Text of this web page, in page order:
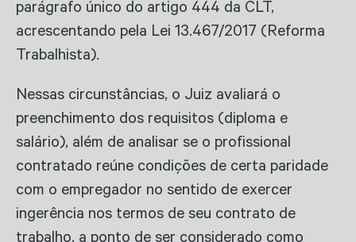
parágrafo único do artigo 444 da CLT,
acrescentando pela Lei 13.467/2017 (Reforma
Trabalhista).
Nessas circunstâncias, o Juiz avaliará o
preenchimento dos requisitos (diploma e
salário), além de analisar se o profissional
contratado reúne condições de certa paridade
com o empregador no sentido de exercer
ingerência nos termos de seu contrato de